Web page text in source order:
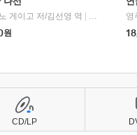
게이고 저/김선영 역
북다
원
영
CD/LP